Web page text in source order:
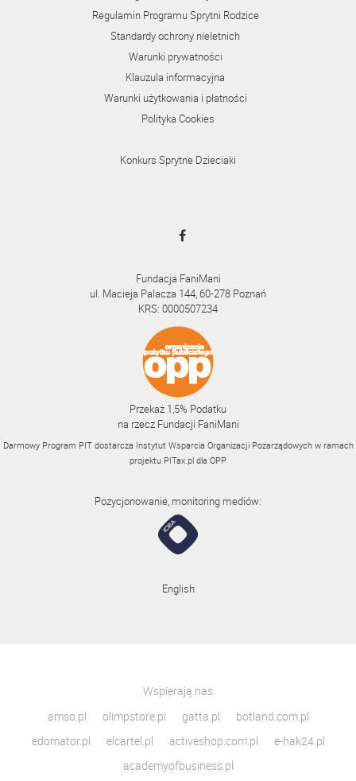
Regulamin Programu Sprytni Rodzice
Standardy ochrony nieletnich
Warunki prywatności
Klauzula informacyjna
Warunki użytkowania i płatności
Polityka Cookies
Konkurs Sprytne Dzieciaki
Fundacja FaniMani
ul. Macieja Palacza 144, 60-278 Poznań
KRS: 0000507234
Przekaż 1,5% Podatku
na rzecz Fundacji FaniMani
Darmowy Program PIT dostarcza Instytut Wsparcia Organizacji Pozarządowych w ramach
projektu PITax.pl dla OPP
Pozycjonowanie, monitoring mediów:
English
Wspierają nas
amso.pl
olimpstore.pl gatta.pl
botland.com.pl
edomator.pl
elcartel.pl activeshop.com.pl
e-hak24.pl
academyofbusiness.pl